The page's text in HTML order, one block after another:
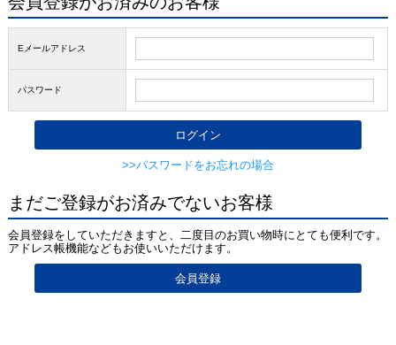
Eメールアドレス
パスワード
>>パスワードをお忘れの場合
まだご登録がお済みでないお客様
会員登録をしていただきますと、二度目のお買い物時にとても便利です。
アドレス帳機能などもお使いいただけます。